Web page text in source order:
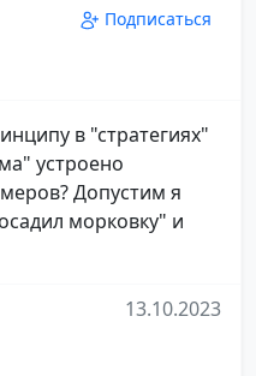
Подписаться
в "стратегиях"
устроено
Допустим я
морковку" и
13.10.2023